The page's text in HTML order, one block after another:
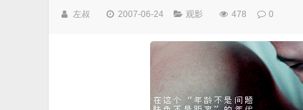
左叔 2007-06-24 观影 478 0